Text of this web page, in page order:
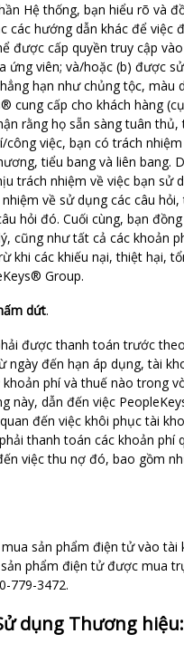
Hệ thống, bạn hiểu rõ và
các hướng dẫn khác để
được cấp quyền truy cập
ứng viên; và/hoặc (b) được
hạn như chủng tộc,
cung cấp cho khách hàng
rằng họ sẵn sàng tuân
việc, bạn có trách
tiểu bang và liên bang.
trách nhiệm về việc bạn
về sử dụng các câu
hỏi đó. Cuối cùng, bạn
cũng như tất cả các khoản
khi các khiếu nại, thiệt hại,
Group.
dứt.
được thanh toán trước
ngày đến hạn áp dụng, tài
phí và thuế nào trong
này, dẫn đến việc
đến việc khôi phục tài
thanh toán các khoản
việc thu nợ đó, bao gồm
sản phẩm điện tử vào
phẩm điện tử được mua
779-3472.
dụng Thương hiệu: